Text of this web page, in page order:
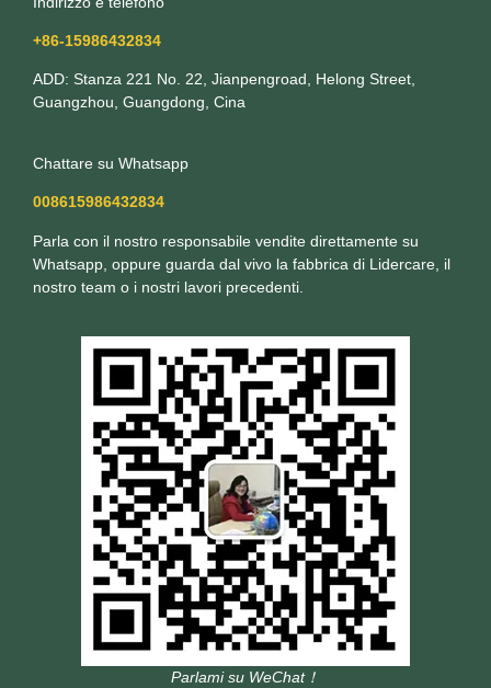
+86-15986432834
ADD: Stanza 221 No. 22, Jianpengroad, Helong Street,
Guangzhou, Guangdong, Cina
Chattare su Whatsapp
008615986432834
Parla con il nostro responsabile vendite direttamente su
Whatsapp, oppure guarda dal vivo la fabbrica di Lidercare, il
nostro team o i nostri lavori precedenti.
Parlami su WeChat！